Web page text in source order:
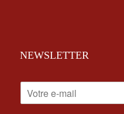
NEWSLETTER